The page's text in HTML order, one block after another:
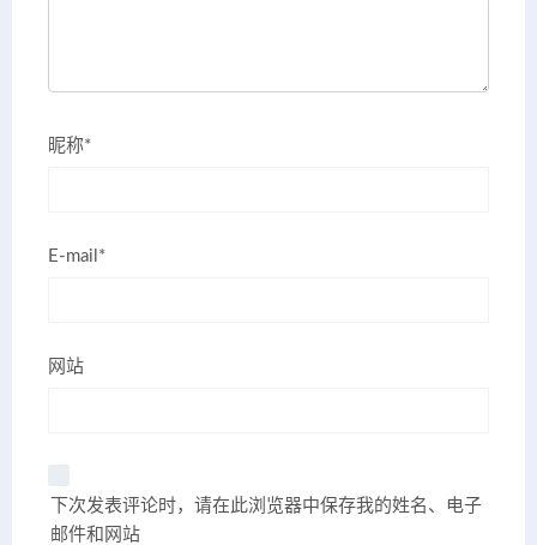
昵称*
E-mail*
网站
下次发表评论时，请在此浏览器中保存我的姓名、电子
邮件和网站